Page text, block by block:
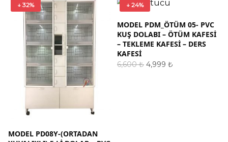
↓ 32%
MODEL PD08Y-(ORTADAN
↓ 24%
MODEL PDM_ÖTÜM 05- PVC
KUŞ DOLABI – ÖTÜM KAFESİ
– TEKLEME KAFESİ – DERS
KAFESİ
6,600₺ Orijinal
4,999 ₺